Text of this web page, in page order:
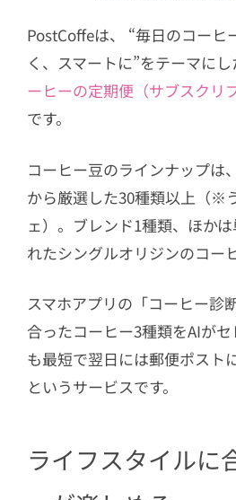
PostCoffeは、 “毎日のコーヒ
く、スマートに”をテーマにし
ーヒーの定期便（サブスクリ
です。
コーヒー豆のラインナップは
から厳選した30種類以上（※
ェ）。ブレンド1種類、ほか
れたシングルオリジンのコーヒ
スマホアプリの「コーヒー診
合ったコーヒー3種類をAIが
も最短で翌日には郵便ポスト
というサービスです。
ライフスタイルに